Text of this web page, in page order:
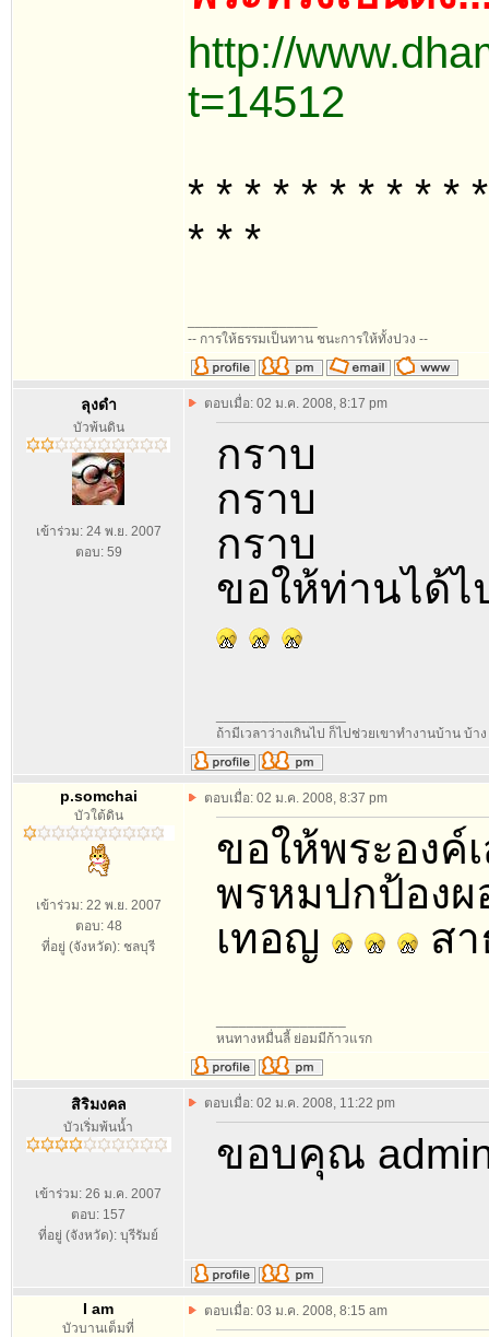
http://
t=14512
* * * * * * * * * *
* * *
-- การให้ธรรมเป็นทาน ชนะการให้ทั้งปวง --
ลุงดำ
บัวพ้นดิน
เข้าร่วม: 24 พ.ย. 2007
ตอบ: 59
ตอบเมื่อ: 02 ม.ค. 2008, 8:17 pm
กราบ
กราบ
กราบ
ขอให้ท่านได้ไ
ถ้ามีเวลาว่างเกินไป ก็ไปช่วยเขาทำงานบ้าน บ้าง
p.somchai
บัวใต้ดิน
เข้าร่วม: 22 พ.ย. 2007
ตอบ: 48
ที่อยู่ (จังหวัด): ชลบุรี
ตอบเมื่อ: 02 ม.ค. 2008, 8:37 pm
ขอให้พระองค์
พรหมปกป้องผ
เทอญ
ส
หนทางหมื่นลี้ ย่อมมีก้าวแรก
สิริมงคล
บัวเริ่มพ้นน้ำ
เข้าร่วม: 26 ม.ค. 2007
ตอบ: 157
ที่อยู่ (จังหวัด): บุรีรัมย์
ตอบเมื่อ: 02 ม.ค. 2008, 11:22 pm
ขอบคุณ
I am
บัวบานเต็มที่
ตอบเมื่อ: 03 ม.ค. 2008, 8:15 am